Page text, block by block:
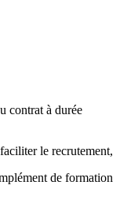
contrat à durée
le recrutement,
de formation